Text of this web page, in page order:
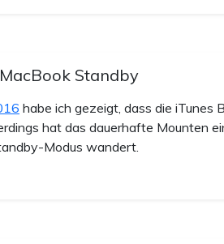
Standby
habe ich gezeigt, dass die iTunes
hat das dauerhafte Mounten
Modus wandert.